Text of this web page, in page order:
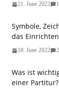
21. June 2022
Symbole,
das
18. June 2022
Was ist
einer Partitur?